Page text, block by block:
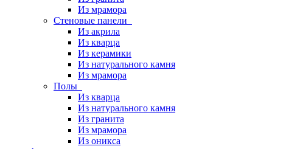
Из мрамора
Стеновые панели
Из акрила
Из кварца
Из керамики
Из натурального камня
Из мрамора
Полы
Из кварца
Из натурального камня
Из гранита
Из мрамора
Из оникса